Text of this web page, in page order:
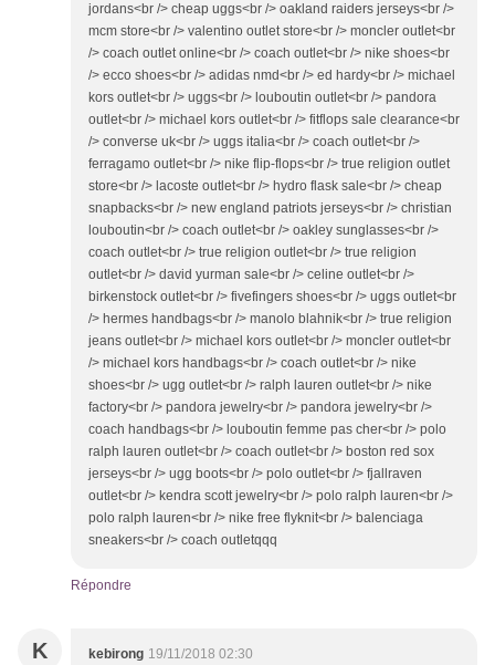
jordans<br /> cheap uggs<br /> oakland raiders jerseys<br />
mcm store<br /> valentino outlet store<br /> moncler outlet<br
/> coach outlet online<br /> coach outlet<br /> nike shoes<br
/> ecco shoes<br /> adidas nmd<br /> ed hardy<br /> michael
kors outlet<br /> uggs<br /> louboutin outlet<br /> pandora
outlet<br /> michael kors outlet<br /> fitflops sale clearance<br
/> converse uk<br /> uggs italia<br /> coach outlet<br />
ferragamo outlet<br /> nike flip-flops<br /> true religion outlet
store<br /> lacoste outlet<br /> hydro flask sale<br /> cheap
snapbacks<br /> new england patriots jerseys<br /> christian
louboutin<br /> coach outlet<br /> oakley sunglasses<br />
coach outlet<br /> true religion outlet<br /> true religion
outlet<br /> david yurman sale<br /> celine outlet<br />
birkenstock outlet<br /> fivefingers shoes<br /> uggs outlet<br
/> hermes handbags<br /> manolo blahnik<br /> true religion
jeans outlet<br /> michael kors outlet<br /> moncler outlet<br
/> michael kors handbags<br /> coach outlet<br /> nike
shoes<br /> ugg outlet<br /> ralph lauren outlet<br /> nike
factory<br /> pandora jewelry<br /> pandora jewelry<br />
coach handbags<br /> louboutin femme pas cher<br /> polo
ralph lauren outlet<br /> coach outlet<br /> boston red sox
jerseys<br /> ugg boots<br /> polo outlet<br /> fjallraven
outlet<br /> kendra scott jewelry<br /> polo ralph lauren<br />
polo ralph lauren<br /> nike free flyknit<br /> balenciaga
sneakers<br /> coach outletqqq
Répondre
K kebirong 19/11/2018 02:30